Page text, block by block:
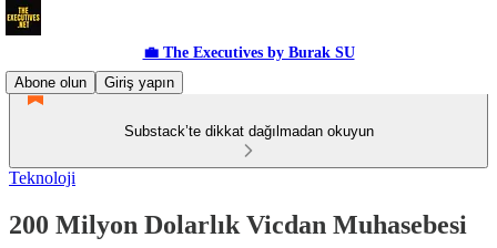
💼 The Executives by Burak SU
Abone olun
Giriş yapın
Substack’te dikkat dağılmadan okuyun
Teknoloji
200 Milyon Dolarlık Vicdan Muhasebesi